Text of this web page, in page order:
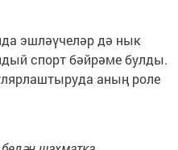
эшләүчеләр дә нык
спорт бәйрәме булды.
аның роле